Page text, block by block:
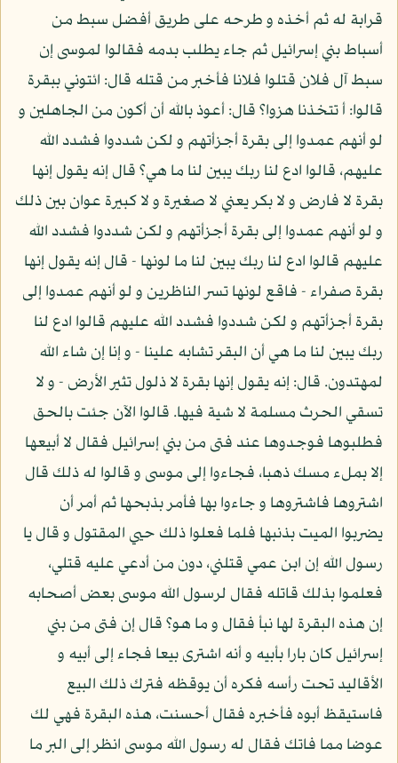
قرابة له ثم أخذه و طرحه على طريق أفضل سبط من
أسباط بني إسرائيل ثم جاء يطلب بدمه فقالوا لموسى إن
سبط آل فلان قتلوا فلانا فأخبر من قتله قال: ائتوني ببقرة
قالوا: أ تتخذنا هزوا؟ قال: أعوذ بالله أن أكون من الجاهلين و
لو أنهم عمدوا إلى بقرة أجزأتهم و لكن شددوا فشدد الله
عليهم، قالوا ادع لنا ربك يبين لنا ما هي؟ قال إنه يقول إنها
بقرة لا فارض و لا بكر يعني لا صغيرة و لا كبيرة عوان بين ذلك
و لو أنهم عمدوا إلى بقرة أجزأتهم و لكن شددوا فشدد الله
عليهم قالوا ادع لنا ربك يبين لنا ما لونها - قال إنه يقول إنها
بقرة صفراء - فاقع لونها تسر الناظرين و لو أنهم عمدوا إلى
بقرة أجزأتهم و لكن شددوا فشدد الله عليهم قالوا ادع لنا
ربك يبين لنا ما هي أن البقر تشابه علينا - و إنا إن شاء الله
لمهتدون. قال: إنه يقول إنها بقرة لا ذلول تثير الأرض - و لا
تسقي الحرث مسلمة لا شية فيها. قالوا الآن جئت بالحق
فطلبوها فوجدوها عند فتى من بني إسرائيل فقال لا أبيعها
إلا بملء مسك ذهبا، فجاءوا إلى موسى و قالوا له ذلك قال
اشتروها فاشتروها و جاءوا بها فأمر بذبحها ثم أمر أن
يضربوا الميت بذنبها فلما فعلوا ذلك حيي المقتول و قال يا
رسول الله إن ابن عمي قتلني، دون من أدعي عليه قتلي،
فعلموا بذلك قاتله فقال لرسول الله موسى بعض أصحابه
إن هذه البقرة لها نبأ فقال و ما هو؟ قال إن فتى من بني
إسرائيل كان بارا بأبيه و أنه اشترى بيعا فجاء إلى أبيه و
الأقاليد تحت رأسه فكره أن يوقظه فترك ذلك البيع
فاستيقظ أبوه فأخبره فقال أحسنت، هذه البقرة فهي لك
عوضا مما فاتك فقال له رسول الله موسى انظر إلى البر ما